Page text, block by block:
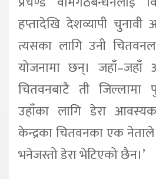
हप्तादेखि देशव्यापी चुनावी
त्यसका लागि उनी
योजनामा छन्।
चितवनबाटै ती जिल्लामा
उहाँका लागि डेरा
केन्द्रका चितवनका एक
भनेजस्तो डेरा भेटिएको छैन।’